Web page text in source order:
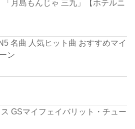
月島もんじゃ 三九」【ホテルニ
名曲 人気ヒット曲 おすすめマイ
ン
GSマイフェイバリット・チュー